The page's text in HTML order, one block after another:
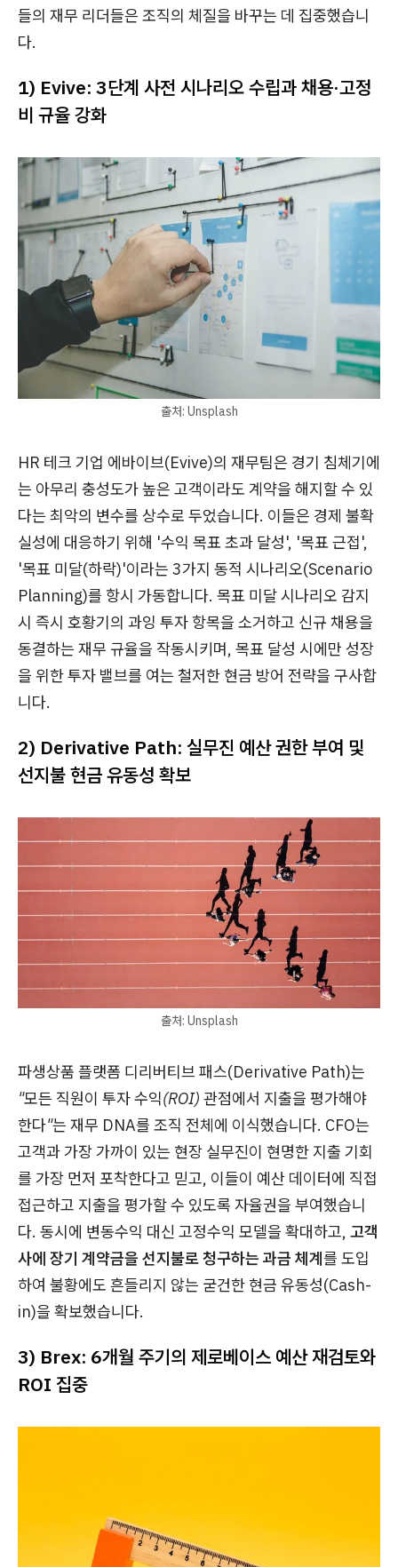
들의 재무 리더들은 조직의 체질을 바꾸는 데 집중했습니
다.
1) Evive: 3단계 사전 시나리오 수립과 채용·고정
비 규율 강화
출처: Unsplash
HR 테크 기업 에바이브(Evive)의 재무팀은 경기 침체기에
는 아무리 충성도가 높은 고객이라도 계약을 해지할 수 있
다는 최악의 변수를 상수로 두었습니다. 이들은 경제 불확
실성에 대응하기 위해 '수익 목표 초과 달성', '목표 근접',
'목표 미달(하락)'이라는 3가지 동적 시나리오(Scenario
Planning)를 항시 가동합니다. 목표 미달 시나리오 감지
시 즉시 호황기의 과잉 투자 항목을 소거하고 신규 채용을
동결하는 재무 규율을 작동시키며, 목표 달성 시에만 성장
을 위한 투자 밸브를 여는 철저한 현금 방어 전략을 구사합
니다.
2) Derivative Path: 실무진 예산 권한 부여 및
선지불 현금 유동성 확보
출처: Unsplash
파생상품 플랫폼 디리버티브 패스(Derivative Path)는
"모든 직원이 투자 수익(ROI) 관점에서 지출을 평가해야
한다"는 재무 DNA를 조직 전체에 이식했습니다. CFO는
고객과 가장 가까이 있는 현장 실무진이 현명한 지출 기회
를 가장 먼저 포착한다고 믿고, 이들이 예산 데이터에 직접
접근하고 지출을 평가할 수 있도록 자율권을 부여했습니
다. 동시에 변동수익 대신 고정수익 모델을 확대하고, 고객
사에 장기 계약금을 선지불로 청구하는 과금 체계를 도입
하여 불황에도 흔들리지 않는 굳건한 현금 유동성(Cash-
in)을 확보했습니다.
3) Brex: 6개월 주기의 제로베이스 예산 재검토와
ROI 집중